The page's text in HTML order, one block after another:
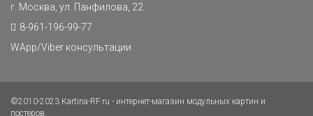
г. Москва, ул. Панфилова, 22
8-961-196-99-77
WApp/Viber консультации
©2010-2023 Kartina-RF.ru - интернет-магазин модульных картин и
постеров.